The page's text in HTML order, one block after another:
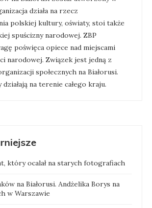
działa na rzecz
polskiej kultury, oświaty, stoi także
spuścizny narodowej. ZBP
poświęca opiece nad miejscami
narodowej. Związek jest jedną z
społecznych na Białorusi.
na terenie całego kraju.
który ocalał na starych fotografiach
na Białorusi. Andżelika Borys na
w Warszawie